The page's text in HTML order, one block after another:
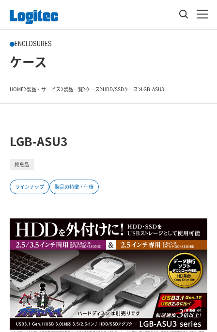
ENCLOSURES
ケース
HOME 製品・サービス 製品一覧 ケース HDD/SSDケース LGB-ASU3
LGB-ASU3
終息品
ラインナップ 製品の特徴・仕様